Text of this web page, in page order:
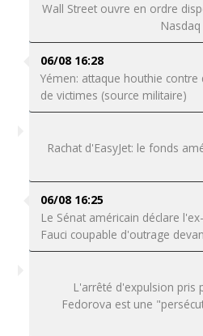
Wall Street ouvre en ordre
06/08 16:28
Yémen: attaque houthie
de victimes (source militaire)
Rachat d'EasyJet: le fonds
06/08 16:25
Le Sénat américain déclare
Fauci coupable d'outrage
L'arrêté d'expulsion pris
Fedorova est une